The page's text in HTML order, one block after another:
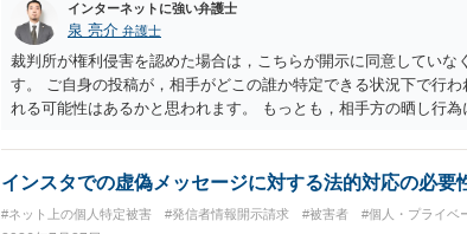
インターネットに強い弁護士
泉 亮介 弁護士
裁判所が権利侵害を認めた場合は，こちらが開示に同意していな
す。 ご自身の投稿が，相手がどこの誰か特定できる状況下で行
れる可能性はあるかと思われます。 もっとも，相手方の晒し行
ょう。
インスタでの虚偽メッセージに対する法的対応の必要
#ネット上の個人特定被害 #発信者情報開示請求 #被害者 #個人・プライベ